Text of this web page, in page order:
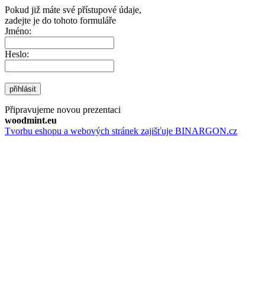
Pokud již máte své přístupové údaje,
zadejte je do tohoto formuláře
Jméno:
Heslo:
přihlásit
Připravujeme novou prezentaci
woodmint.eu
Tvorbu eshopu a webových stránek zajišťuje BINARGON.cz